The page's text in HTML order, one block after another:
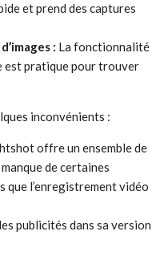
et prend des captures
: La fonctionnalité
est pratique pour trouver
inconvénients :
offre un ensemble de
de certaines
l’enregistrement vidéo
publicités dans sa version